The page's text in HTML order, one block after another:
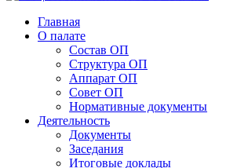
Главная
О палате
Состав ОП
Структура ОП
Аппарат ОП
Совет ОП
Нормативные документы
Деятельность
Документы
Заседания
Итоговые доклады